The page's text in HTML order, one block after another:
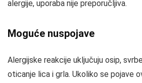
alergije, uporaba nije preporučljiva.
Moguće nuspojave
Alergijske reakcije uključuju osip,
oticanje lica i grla. Ukoliko se pojave